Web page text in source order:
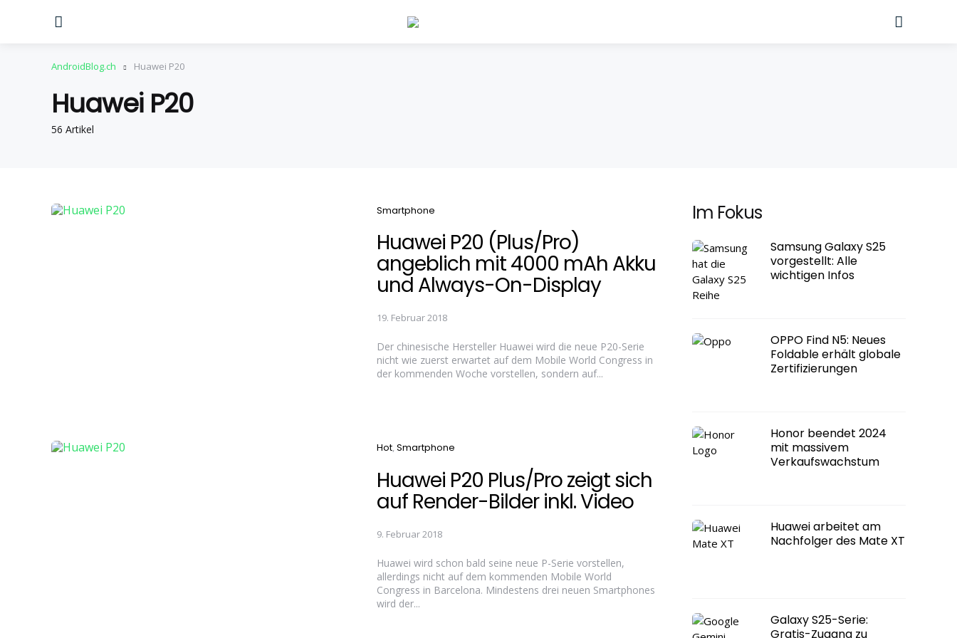
AndroidBlog.ch Huawei P20
56 Artikel
Huawei P20
Categories
Smartphone
Huawei P20 (Plus/Pro)
angeblich mit 4000 mAh Akku
und Always-On-Display
19. Februar 2018
Der chinesische Hersteller Huawei wird die neue P20-Serie
nicht wie zuerst erwartet auf dem Mobile World Congress in
der kommenden Woche vorstellen, sondern auf...
Categories
Hot Smartphone
Huawei P20 Plus/Pro zeigt sich
auf Render-Bilder inkl. Video
9. Februar 2018
Huawei wird schon bald seine neue P-Serie vorstellen,
allerdings nicht auf dem kommenden Mobile World
Congress in Barcelona. Mindestens drei neuen Smartphones
wird der...
Im Fokus
Samsung Galaxy S25
vorgestellt: Alle
wichtigen Infos
OPPO Find N5: Neues
Foldable erhält globale
Zertifizierungen
Honor beendet 2024
mit massivem
Verkaufswachstum
Huawei arbeitet am
Nachfolger des Mate XT
Galaxy S25-Serie:
Gratis-Zugang zu